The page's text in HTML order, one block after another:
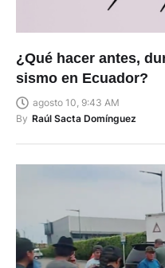
¿Qué hacer antes,
sismo en Ecuador?
agosto 10, 9:43 AM
By Raúl Sacta Domínguez